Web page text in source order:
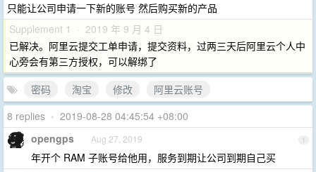
只能让公司申请一下新的账号 然后购买新的产品
Supplement 1 · 2019 年 9 月 4 日
已解决。阿里云提交工单申请，提交资料，过两三天后阿里云个人中
心旁会有第三方授权，可以解绑了
密码
淘宝 修改
阿里云账号
8 replies • 2019-08-28 04:45:54 +08:00
1
opengps Aug 27, 2019
年开个 RAM 子账号给他用，服务到期让公司到期自己买